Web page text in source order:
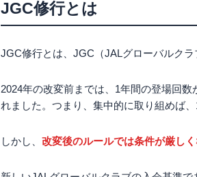
フライトで貯める
まずはJMB eliteを目指そう
まとめ
JGC修行とは
JGC修行とは、JGC（JALグローバルク
2024年の改変前までは、1年間の登場回
れました。つまり、集中的に取り組めば
しかし、 改変後のルールでは条件が厳し